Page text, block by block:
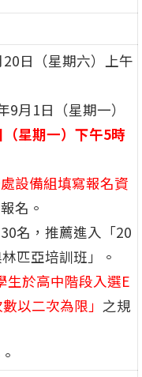
日（星期六）上午
月1日（星期一）
（星期一）下午5時
設備組填寫報名資
名。
名，推薦進入「20
匹亞培訓班」。
生於高中階段入選E
以二次為限」 之規